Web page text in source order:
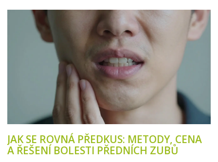
JAK SE ROVNÁ PŘEDKUS: METODY, CENA
A ŘEŠENÍ BOLESTI PŘEDNÍCH ZUBŮ